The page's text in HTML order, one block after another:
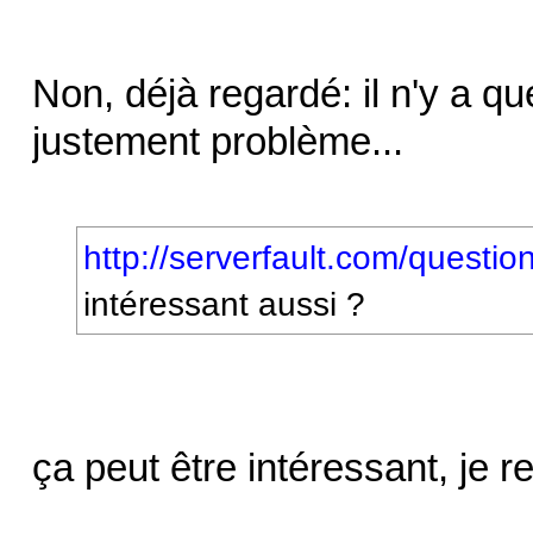
Non, déjà regardé: il n'y a
justement problème...
http://serverfault.com/
intéressant aussi ?
ça peut être intéressant, je